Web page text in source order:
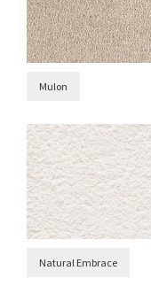
Mulon
Natural Embrace